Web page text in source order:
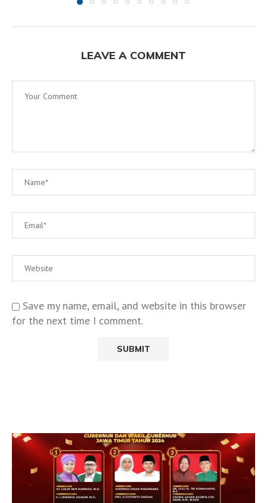
LEAVE A COMMENT
Save my name, email, and website in this browser
for the next time I comment.